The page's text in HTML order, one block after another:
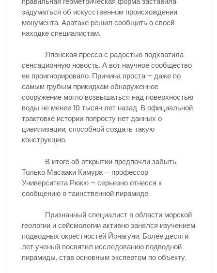
задуматься об искусственном происхождении
монумента. Аратаке решил сообщить о своей
находке специалистам.
Японская пресса с радостью подхватила
сенсационную новость. А вот научное сообщество
ее проигнорировало. Причина проста – даже по
самым грубым прикидкам обнаруженное
сооружение могло возвышаться над поверхностью
воды не менее 10 тысяч лет назад. В официальной
трактовке истории попросту нет данных о
цивилизации, способной создать такую
конструкцию.
В итоге об открытии предпочли забыть.
Только Масааки Кимура – профессор
Университета Рюкю – серьезно отнесся к
сообщению о таинственной пирамиде.
Признанный специалист в области морской
геологии и сейсмологии активно занялся изучением
подводных окрестностей Йонагуни. Более десяти
лет ученый посвятил исследованию подводной
пирамиды, став основным экспертом по объекту.